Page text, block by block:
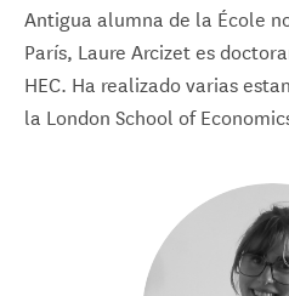
Antigua alumna de la École
París, Laure Arcizet es
HEC. Ha realizado varias
la London School of